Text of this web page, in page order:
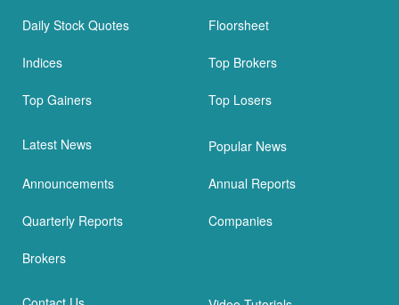
Daily Stock Quotes Floorsheet
Indices Top Brokers
Top Gainers Top Losers
Latest News Popular News
Announcements Annual Reports
Quarterly Reports Companies
Brokers